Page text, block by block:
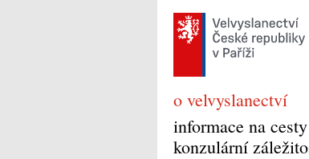
o velvyslanectví
informace na
konzulární